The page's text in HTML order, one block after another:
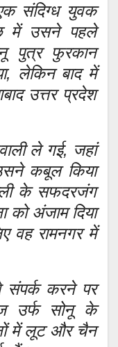
संदिग्ध युवक
में उसने पहले
पुत्र फुरकान
लेकिन बाद में
उत्तर प्रदेश
ले गई, जहां
कबूल किया
के सफदरजंग
अंजाम दिया
वह रामनगर में
संपर्क करने पर
उर्फ सोनू के
में लूट और चैन